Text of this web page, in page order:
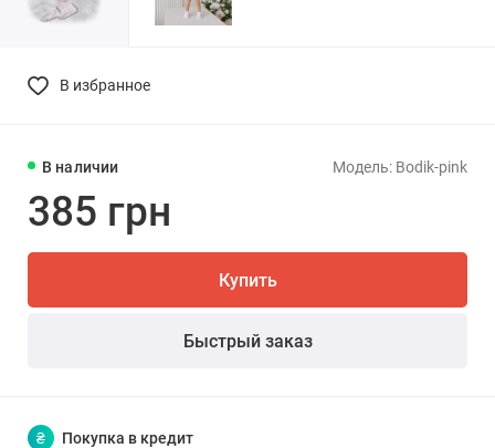
В избранное
В наличии Модель: Bodik-pink
385 грн
Купить
Быстрый заказ
₴ Покупка в кредит